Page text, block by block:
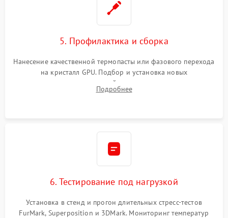
5. Профилактика и сборка
Нанесение качественной термопасты или фазового перехода
на кристалл GPU. Подбор и установка новых
термопрокладок правильной толщины на память и цепи
питания. Монтаж радиатора и бэкплейта, подключение и
Подробнее
6. Тестирование под нагрузкой
Установка в стенд и прогон длительных стресс-тестов
FurMark, Superposition и 3DMark. Мониторинг температур